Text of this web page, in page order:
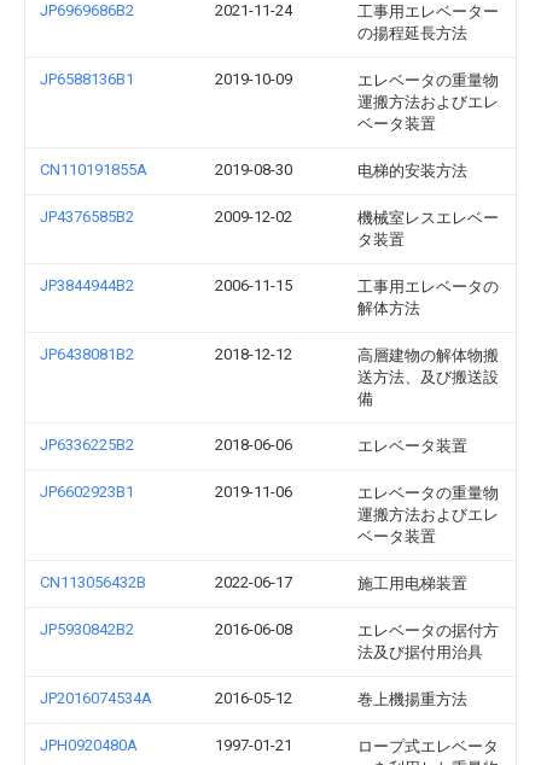
JP6969686B2 2021-11-24
工事用エレベーター
の揚程延長方法
JP6588136B1 2019-10-09
エレベータの重量物
運搬方法およびエレ
ベータ装置
CN110191855A 2019-08-30 电梯的安装方法
JP4376585B2 2009-12-02
機械室レスエレベー
タ装置
JP3844944B2 2006-11-15
工事用エレベータの
解体方法
JP6438081B2 2018-12-12
高層建物の解体物搬
送方法、及び搬送設
備
JP6336225B2 2018-06-06 エレベータ装置
JP6602923B1 2019-11-06
エレベータの重量物
運搬方法およびエレ
ベータ装置
CN113056432B 2022-06-17 施工用电梯装置
JP5930842B2 2016-06-08
エレベータの据付方
法及び据付用治具
JP2016074534A 2016-05-12 巻上機揚重方法
JPH0920480A 1997-01-21
ロープ式エレベータ